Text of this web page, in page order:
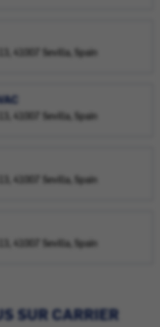
41007 Sevilla, Spain
41007 Sevilla, Spain
41007 Sevilla, Spain
41007 Sevilla, Spain
SUR CARRIER